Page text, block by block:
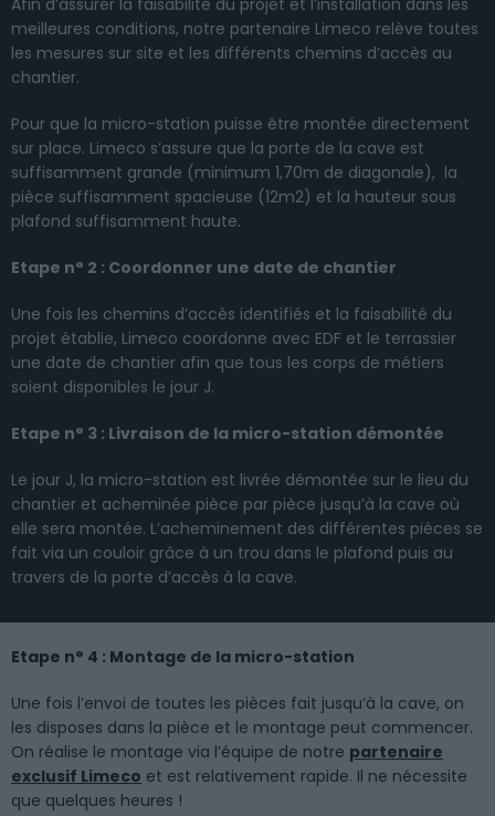
meilleures conditions, notre partenaire Limeco relève toutes
les mesures sur site et les différents chemins d’accès au
chantier.
Pour que la micro-station puisse être montée directement
sur place. Limeco s’assure que la porte de la cave est
suffisamment grande (minimum 1,70m de diagonale), la
pièce suffisamment spacieuse (12m2) et la hauteur sous
plafond suffisamment haute.
Etape n° 2 : Coordonner une date de chantier
Une fois les chemins d’accès identifiés et la faisabilité du
projet établie, Limeco coordonne avec EDF et le terrassier
une date de chantier afin que tous les corps de métiers
soient disponibles le jour J.
Etape n° 3 : Livraison de la micro-station démontée
Le jour J, la micro-station est livrée démontée sur le lieu du
chantier et acheminée pièce par pièce jusqu’à la cave où
elle sera montée. L’acheminement des différentes pièces se
fait via un couloir grâce à un trou dans le plafond puis au
travers de la porte d’accès à la cave.
Etape n° 4 : Montage de la micro-station
Une fois l’envoi de toutes les pièces fait jusqu’à la cave, on
les disposes dans la pièce et le montage peut commencer.
On réalise le montage via l’équipe de notre partenaire
exclusif Limeco et est relativement rapide. Il ne nécessite
que quelques heures !